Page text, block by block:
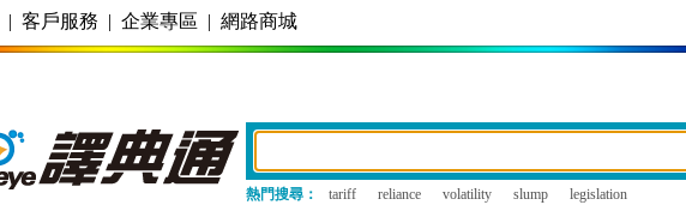
| 客戶服務 | 企業專區 | 網路商城
熱門搜尋： tariff reliance volatility slump legislation